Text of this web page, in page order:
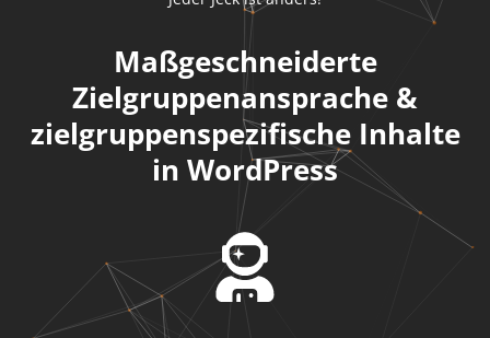
Maßgeschneiderte
Zielgruppenansprache &
zielgruppenspezifische Inhalte
in WordPress